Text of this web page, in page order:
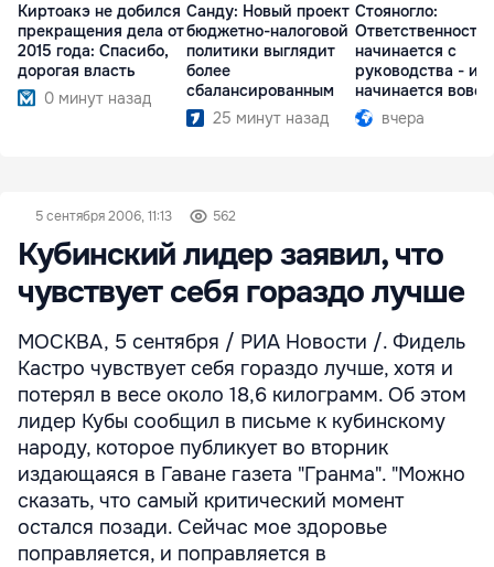
Киртоакэ не добился
прекращения дела от
2015 года: Спасибо,
дорогая власть
0 минут назад
Санду: Новый проект
бюджетно-налоговой
политики выглядит
более
сбалансированным
25 минут назад
Стояногло:
Ответственность
начинается с
руководства -
начинается вовсе
вчера
5 сентября 2006, 11:13 562
Кубинский лидер заявил, что
чувствует себя гораздо лучше
МОСКВА, 5 сентября / РИА Новости /. Фидель
Кастро чувствует себя гораздо лучше, хотя и
потерял в весе около 18,6 килограмм. Об этом
лидер Кубы сообщил в письме к кубинскому
народу, которое публикует во вторник
издающаяся в Гаване газета "Гранма". "Можно
сказать, что самый критический момент
остался позади. Сейчас мое здоровье
поправляется, и поправляется в